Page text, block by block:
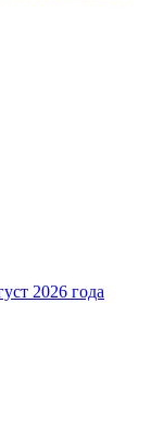
2026 года